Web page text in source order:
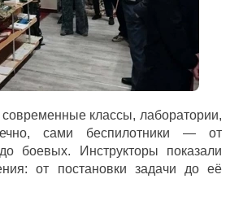
классы, лаборатории,
сами беспилотники — от
боевых. Инструкторы показали
от постановки задачи до её